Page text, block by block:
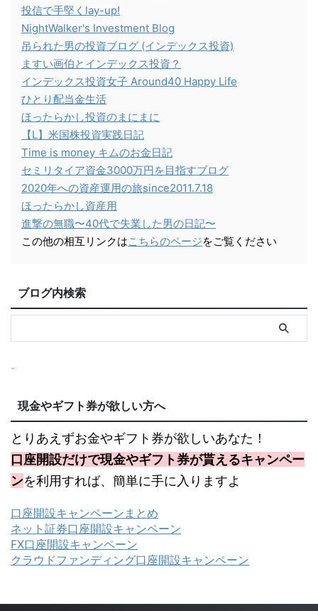
投信で手堅くlay-up!
NightWalker's Investment Blog
吊られた男の投資ブログ (インデックス投資)
ますい画伯とインデックス投資？
インデックス投資女子 Around40 Happy Life
ひとり配当金生活
ほったらかし投資のまにまに
【L】米国株投資実践日記
Time is money キムのお金日記
セミリタイア資金3000万円を目指すブログ
2020年への資産運用の旅since2011.7.18
ほったらかし資産用
進撃の無職〜40代で失業した男の日記〜
この他の相互リンクはこちらのページをご覧ください
ブログ内検索
現金やギフト券が欲しい方へ
とりあえずお金やギフト券が欲しいあなた！
口座開設だけで現金やギフト券が貰えるキャンペー
ンを利用すれば、簡単に手に入りますよ
口座開設キャンペーンまとめ
ネット証券口座開設キャンペーン
FX口座開設キャンペーン
クラウドファンディング口座開設キャンペーン